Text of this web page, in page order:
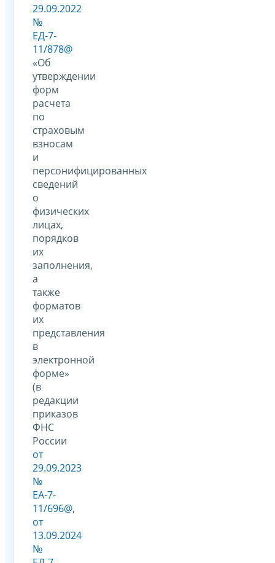
29.09.2022
№
ЕД-7-
11/878@
«Об
утверждении
форм
расчета
по
страховым
взносам
и
персонифицированных
сведений
о
физических
лицах,
порядков
их
заполнения,
а
также
форматов
их
представления
в
электронной
форме»
(в
редакции
приказов
ФНС
России
от
29.09.2023
№
ЕА-7-
11/696@,
от
13.09.2024
№